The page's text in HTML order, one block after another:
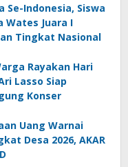
Se-Indonesia, Siswa
Wates Juara I
Tingkat Nasional
Rayakan Hari
Lasso Siap
Konser
Uang Warnai
Desa 2026, AKAR